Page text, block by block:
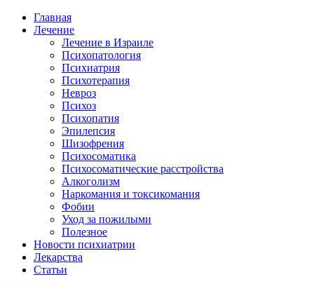
Главная
Лечение
Лечение в Израиле
Психопатология
Психиатрия
Психотерапия
Невроз
Психоз
Психопатия
Эпилепсия
Шизофрения
Психосоматика
Психосоматические расстройства
Алкоголизм
Наркомания и токсикомания
Фобии
Уход за пожилыми
Полезное
Новости психиатрии
Лекарства
Статьи